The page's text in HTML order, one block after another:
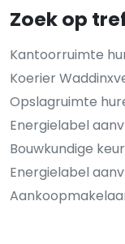
Zoek op
Kantoorruimte
Koerier
Opslagruimte
Energielabel
Bouwkundige
Energielabel